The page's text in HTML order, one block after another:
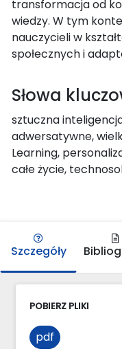
transformacja od
wiedzy. W tym
nauczycieli w
społecznych i
Słowa
sztuczna
adwersatywne,
Learning,
całe życie,
Szczegóły
POBIERZ PLIKI
pdf